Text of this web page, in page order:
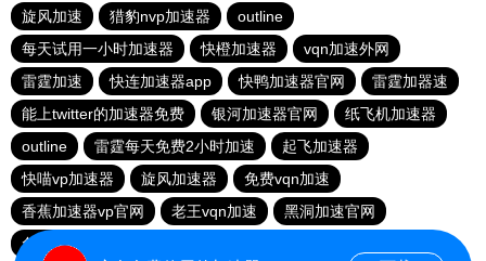
旋风加速
猎豹nvp加速器
outline
每天试用一小时加速器
快橙加速器
vqn加速外网
雷霆加速
快连加速器app 快鸭加速器官网
雷霆加器速
能上twitter的加速器免费
银河加速器官网
纸飞机加速器
outline
雷霆每天免费2小时加速
起飞加速器
快喵vp加速器
旋风加速器
免费vqn加速
香蕉加速器vp官网
老王vqn加速
黑洞加速官网
免费vp试用24小时